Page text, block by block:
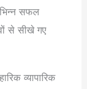
सफल
से सीखे गए
व्यापारिक